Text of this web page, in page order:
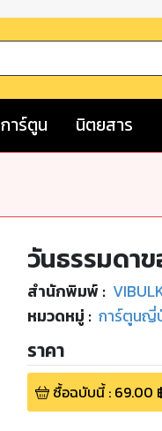
การ์ตูน นิตยสาร
วันธรรมดา
สำนักพิมพ์ :
หมวดหมู่ : การ์ตูนญี่
ราคา
ซื้อฉบับนี้: 69.00